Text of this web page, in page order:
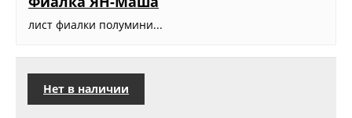
лист фиалки полумини...
Нет в наличии